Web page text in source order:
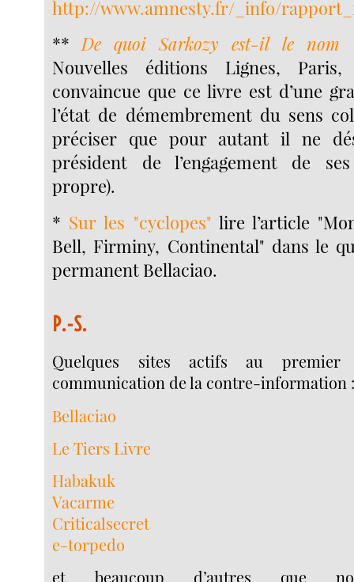
http://www.amnesty.fr/_info/
**De quoi Sarkozy est-il le nom
Nouvelles éditions Lignes,
convaincue que ce livre est d’une
l’état de démembrement du sens
préciser que pour autant il ne
président de l’engagement de
propre).
* Sur les "cyclopes" lire l’article
Bell, Firminy, Continental" dans le
permanent Bellaciao.
P.-S.
Quelques sites actifs au
communication de la contre-information
Bellaciao
Le Tiers Livre
Habakuk
Vacarme
Criticalsecret
e-torpedo
et beaucoup d’autres que